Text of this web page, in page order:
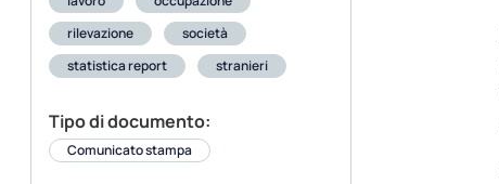
rilevazione
società
statistica report
stranieri
Tipo di documento:
Comunicato stampa